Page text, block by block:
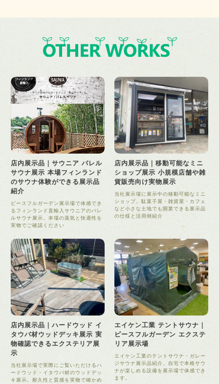
店内展示品｜サウニア バレル
サウナ展示 本場フィンランド
のサウナ体験ができる展示品
紹介
ピースフルガーデン展示場で体感でき
るフィンランド直輸入サウニアのバレ
ルサウナ展示。本場の蒸気と快適性を
実物でご確認ください
店内展示品｜移動可能なミニ
ショップ展示 小規模店舗や雑
貨販売向け実物展示
当社展示場に展示中の移動可能なミニ
ショップ。駄菓子屋・雑貨屋・カフェ
など小さな土地でも開業できる展示品
の仕様と活用例紹介
店内展示品｜ハードウッド イ
タウバ材ウッドデッキ展示 実
物確認できるエクステリア展
示
当社展示場で実際にご覧いただけるハ
ードウッド・イタウバ材のウッドデッ
キ展示。耐久性と質感を実物で確かめ
エイケン工業 テントサウナ｜
ピースフルガーデン エクステ
リア展示場
エイケン工業のテントサウナ・ガレー
ジサウナ展示品紹介。自宅で本格サウ
ナが楽しめる設備を展示場で体感でき
ます。